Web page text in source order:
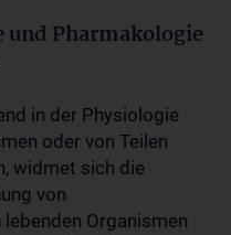
Pharmakologie
in der Physiologie
oder von Teilen
widmet sich die
von
Organismen